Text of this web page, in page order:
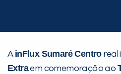
A inFlux Sumaré Centro
Extraem comemoração ao
PEÇA UMA